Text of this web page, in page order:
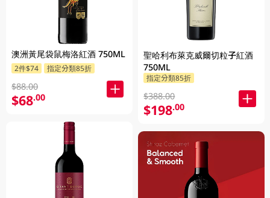
澳洲黃尾袋鼠梅洛紅酒 750ML
2件$74 指定分類85折
$88.00
$68.00
聖哈利布萊克威爾切粒子紅酒
750ML
指定分類85折
$388.00
$198.00